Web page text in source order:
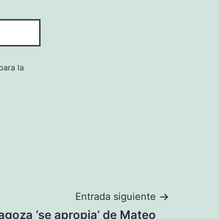
la
Entrada siguiente
‘se apropia’ de Mateo